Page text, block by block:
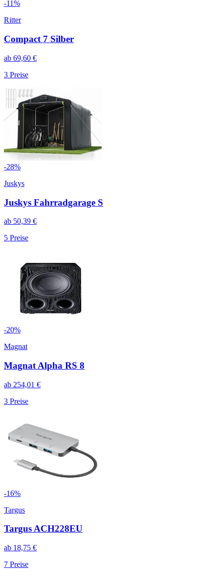
-11%
Ritter
Compact 7 Silber
ab 69,60 €
3 Preise
-28%
Juskys
Juskys Fahrradgarage S
ab 50,39 €
5 Preise
-20%
Magnat
Magnat Alpha RS 8
ab 254,01 €
3 Preise
-16%
Targus
Targus ACH228EU
ab 18,75 €
7 Preise